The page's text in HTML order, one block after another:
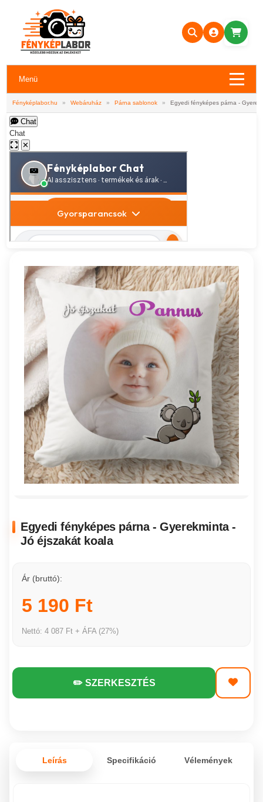
Menü
Fényképlabor.hu » Webáruház » Párna sablonok » Egyedi fényképes párna -
Chat
Chat
✕
Egyedi fényképes párna - Gyerekminta -
Jó éjszakát koala
Ár (bruttó):
5 190 Ft
Nettó: 4 087 Ft + ÁFA (27%)
✏️ SZERKESZTÉS
Leírás Specifikáció Vélemények